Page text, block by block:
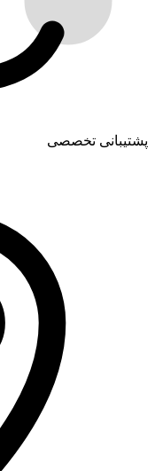
پشتیبانی تخصصی